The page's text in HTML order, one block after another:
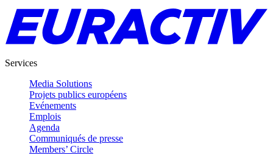
Services
Media Solutions
Projets publics européens
Evénements
Emplois
Agenda
Communiqués de presse
Members’ Circle